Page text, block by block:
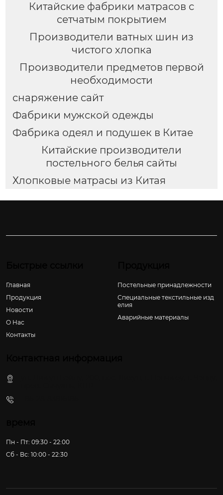
Китайские фабрики матрасов с
сетчатым покрытием
Производители ватных шин из
чистого хлопка
Производители предметов первой
необходимости
снаряжение сайт
Фабрики мужской одежды
Фабрика одеял и подушек в Китае
Китайские производители
постельного белья сайты
Хлопковые матрасы из Китая
Главная
Продукция
Новости
О Hас
Контакты
Постельные принадлежности
Специальные текстильные изд
елия
Аварийные материалы
Пн - Пт: 09:30 - 22:00
Сб - Вс: 10:00 - 22:30